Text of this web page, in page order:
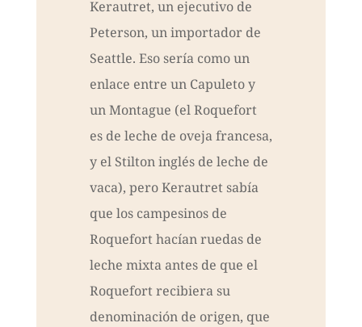
Kerautret, un ejecutivo de
Peterson, un importador de
Seattle. Eso sería como un
enlace entre un Capuleto y
un Montague (el Roquefort
es de leche de oveja francesa,
y el Stilton inglés de leche de
vaca), pero Kerautret sabía
que los campesinos de
Roquefort hacían ruedas de
leche mixta antes de que el
Roquefort recibiera su
denominación de origen, que